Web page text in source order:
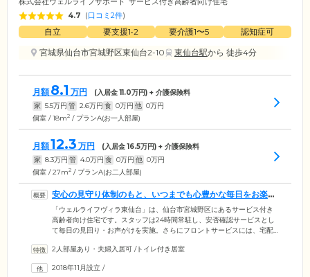
4.7 (口コミ2件)
自立 要支援1•2 要介護1〜5
認知症可
宮城県仙台市宮城野区東仙台2-10
東仙台駅から 徒歩4分
月額 8.1 万円 (入居金11.0万円) + 介護保険料
家 5.5万円 管 2.6万円 食 0万円 他 0万円
個室 / 18m2 / プランA(お一人部屋)
月額12.3 万円 (入居金16.5万円) + 介護保険料
家 8.3万円 管 4.0万円 食 0万円 他 0万円
個室 / 27m2 / プランA(お二人部屋)
安心の見守り体制のもと、いつまでも心豊かな毎日をお楽し
みください
「ウェルライフヴィラ東仙台」は、仙台市宮城野区にあるサービス付き
高齢者向け住宅です。スタッフは24時間常駐し、安否確認サービスとし
て毎日の見回り・お声がけを実施。さらにフロントサービスには、宅配
な内容が充実しています。またグループ系列の訪問介護を併設。ご入居
「自立」の方から、要介護の認定を受けた方まで幅広い身体状況の方々
2人部屋あり・夫婦入居可 /トイレ付き居室
2018年11月設立 /